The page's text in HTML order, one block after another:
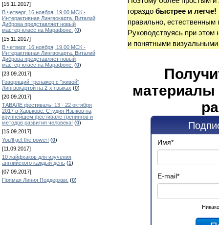
[15.11.2017]
В четверг, 16 ноября, 19.00 МСК -
Интерактивная Лингвокарта. Виталий
Диброва представляет новый
мастер-класс на Марафоне. (0)
[15.11.2017]
В четверг, 16 ноября, 19.00 МСК -
Интерактивная Лингвокарта. Виталий
Диброва представляет новый
мастер-класс на Марафоне. (0)
[23.09.2017]
Говорящий тренажер с "живой"
Лингвокартой на 2-х языках (0)
[20.09.2017]
ТАВАЛЕ фестиваль: 13 - 22 октября
2017 в Харькове. Студия Языков на
крупнейшем фестивале тренингов и
методов развития человека! (0)
[15.09.2017]
You'll get the power! (0)
[11.09.2017]
10 лайфхаков для изучения
английского каждый день (1)
[07.09.2017]
Прямая Линия Поддержки. (0)
гораздо быстрее и легче!
правильно, естественным
Руководствуясь при
и понятными
материалы
Имя*
E-mail*